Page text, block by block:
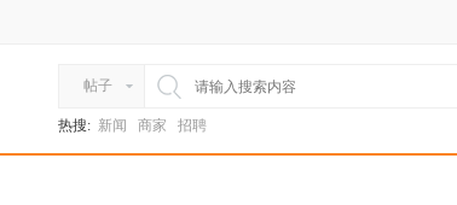
帖子
热搜: 新闻 商家 招聘